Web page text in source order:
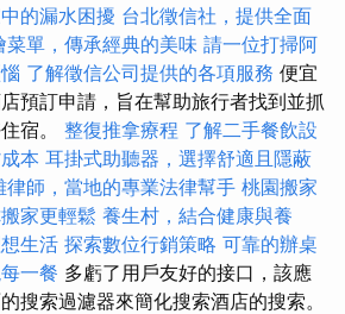
的漏水困擾 台北徵信社，提供全面
菜單，傳承經典的美味 請一位打掃阿
了解徵信公司提供的各項服務 便宜
預訂申請，旨在幫助旅行者找到並抓
宿。 整復推拿療程 了解二手餐飲設
本 耳掛式助聽器，選擇舒適且隱蔽
律師，當地的專業法律幫手 桃園搬家
家更輕鬆 養生村，結合健康與養
生活 探索數位行銷策略 可靠的辦桌
一餐 多虧了用戶友好的接口，該應
搜索過濾器來簡化搜索酒店的搜索。